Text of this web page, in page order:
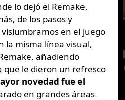
lo dejó el Remake,
de los pasos y
en el juego
la misma línea visual,
añadiendo
que le dieron un refresco
novedad fue el
en grandes áreas